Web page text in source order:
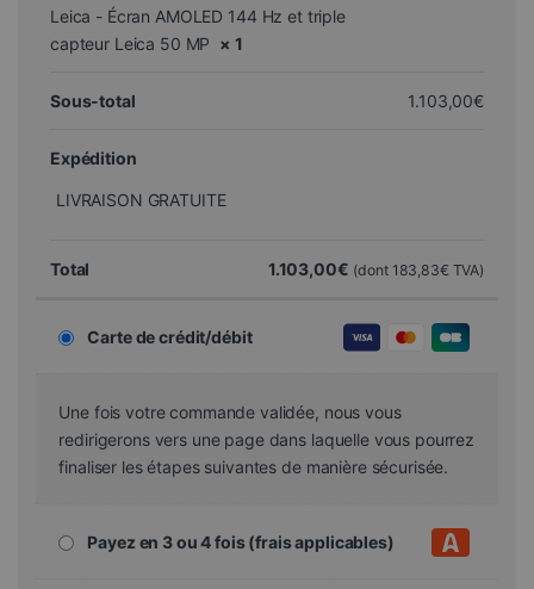
Leica - Écran AMOLED 144 Hz et triple
capteur Leica 50 MP × 1
Sous-total 1.103,00€
Expédition
LIVRAISON GRATUITE
Total 1.103,00€ (dont 183,83€ TVA)
Carte de crédit/débit
Une fois votre commande validée, nous vous
redirigerons vers une page dans laquelle vous pourrez
finaliser les étapes suivantes de manière sécurisée.
Payez en 3 ou 4 fois (frais applicables)